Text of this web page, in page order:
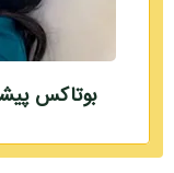
بوتاکس